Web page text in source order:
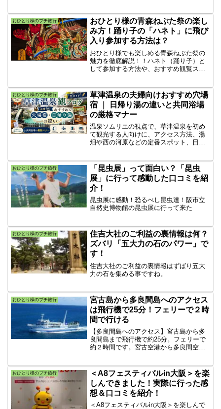
光ります。太陽の塔の初代「黄金の顔」
が 2023年夏から30年ぶり常設展示がきま
りました。
おひとり様のプチ旅行
おひとり様の青森ねぶた祭の楽し
み方！踊り子の「ハネト」に飛び
入り参加する方法は？
おひとり様でも楽しめる青森ねぶた祭の
魅力を徹底解説！！ハネト（踊り子）と
して参加する方法や、おすすめ観覧スポ
う。衣装レンタルや参加時の注意点も網
羅し、初めての方も安心して楽しめま
す。
おひとり様のプチ旅行
草津温泉の夫婦向けおすすめ穴場
宿 ｜ 日帰り湯の違いと共同浴場
の厳格マナー
温泉ソムリエの視点で、草津温泉を初め
て観光する人向けに、アクセス方法、湯
畑や西の河原などの定番スポット、日帰
選び、源泉の楽しみ方、無理なく回れる1
泊2日モデルコースまでわかりやすく解説
します。
おひとり様のプチ旅行
「昆虫展」って面白い？「昆虫
展」に行って感動した口コミを紹
介！
昆虫展に感動！恐るべし昆虫達！阪市立
自然史博物館の昆虫展に行って来た
おひとり様のプチ旅行
住吉大社のご利益の裏情報は何？
ズバリ「五大力の石のパワー」で
す！
住吉大社のご利益の裏情報はずばり五大
力の石を集める事ですね。
おひとり様のプチ旅行
宮古島から多良間島へのアクセス
は飛行機で25分！フェリーで２時
間で行ける
【多良間島へのアクセス】宮古島から多
良間島まで飛行機で約25分。フェリーで
約２時間です。宮古空港から多良間空港
航。約2時間。平良港 ⇔ 多良間港 (距離
62キロ)です。
おひとり様のプチ旅行
＜A8フェスティバルin大阪＞を楽
しんできました！実際に行った感
想＆口コミを紹介！
＜A8フェスティバルin大阪＞を楽しんで